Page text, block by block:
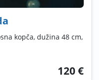
kopča, dužina 48 cm,
120 €